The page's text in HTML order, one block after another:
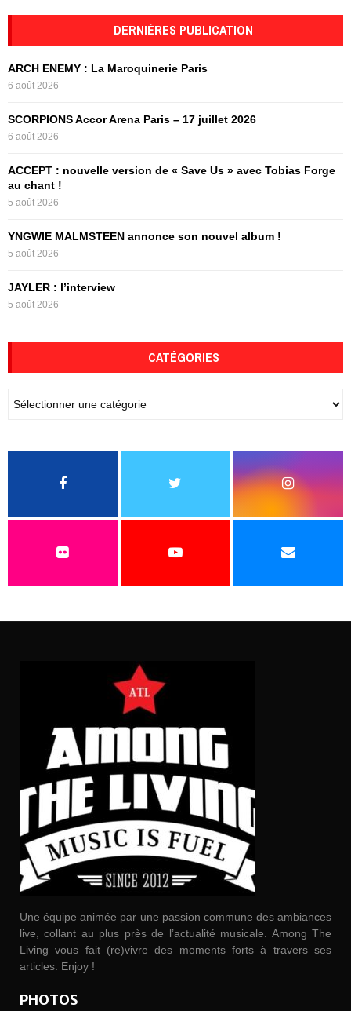
o
r
DERNIÈRES PUBLICATION
ARCH ENEMY : La Maroquinerie Paris
6 août 2026
SCORPIONS Accor Arena Paris – 17 juillet 2026
6 août 2026
ACCEPT : nouvelle version de « Save Us » avec Tobias Forge
au chant !
5 août 2026
YNGWIE MALMSTEEN annonce son nouvel album !
5 août 2026
JAYLER : l’interview
5 août 2026
CATÉGORIES
Une équipe animée par une passion commune des ambiances
live, collant au plus près de l’actualité musicale. Among The
Living vous fait (re)vivre des moments forts à travers ses
articles. Enjoy !
PHOTOS